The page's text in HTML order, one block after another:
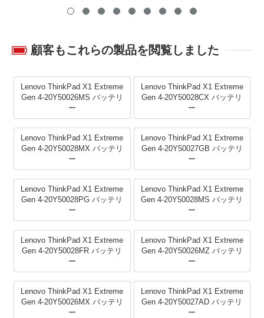
顧客もこれらの製品を閲覧しました
Lenovo ThinkPad X1 Extreme
Gen 4-20Y50026MS バッテリ
ー
Lenovo ThinkPad X1 Extreme
Gen 4-20Y50028CX バッテリ
ー
Lenovo ThinkPad X1 Extreme
Gen 4-20Y50028MX バッテリ
ー
Lenovo ThinkPad X1 Extreme
Gen 4-20Y50027GB バッテリ
ー
Lenovo ThinkPad X1 Extreme
Gen 4-20Y50028PG バッテリ
ー
Lenovo ThinkPad X1 Extreme
Gen 4-20Y50028MS バッテリ
ー
Lenovo ThinkPad X1 Extreme
Gen 4-20Y50028FR バッテリ
ー
Lenovo ThinkPad X1 Extreme
Gen 4-20Y50026MZ バッテリ
ー
Lenovo ThinkPad X1 Extreme
Gen 4-20Y50026MX バッテリ
ー
Lenovo ThinkPad X1 Extreme
Gen 4-20Y50027AD バッテリ
ー